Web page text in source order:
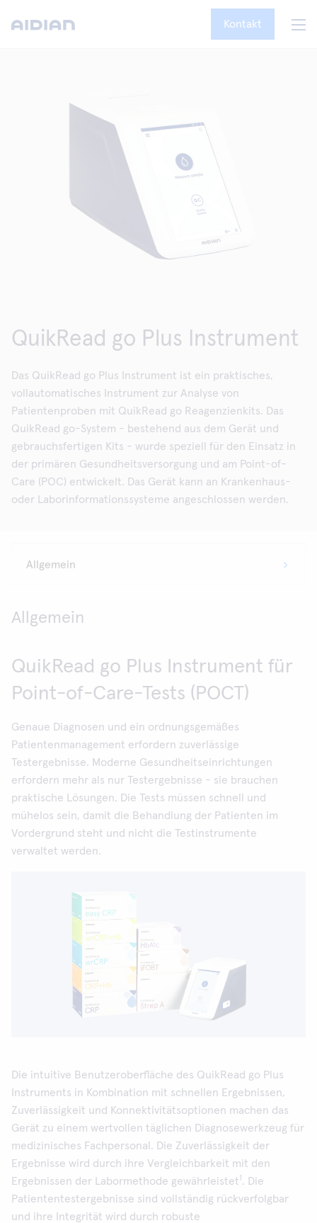
Kontakt
QuikRead go Plus Instrument
Das QuikRead go Plus Instrument ist ein praktisches,
vollautomatisches Instrument zur Analyse von
Patientenproben mit QuikRead go Reagenzienkits. Das
QuikRead go-System - bestehend aus dem Gerät und
gebrauchsfertigen Kits - wurde speziell für den Einsatz in
der primären Gesundheitsversorgung und am Point-of-
Care (POC) entwickelt. Das Gerät kann an Krankenhaus-
oder Laborinformationssysteme angeschlossen werden.
Allgemein
QuikRead go Plus Instrument für
Point-of-Care-Tests (POCT)
Genaue Diagnosen und ein ordnungsgemäßes
Patientenmanagement erfordern zuverlässige
Testergebnisse. Moderne Gesundheitseinrichtungen
erfordern mehr als nur Testergebnisse - sie brauchen
praktische Lösungen. Die Tests müssen schnell und
mühelos sein, damit die Behandlung der Patienten im
Vordergrund steht und nicht die Testinstrumente
verwaltet werden.
Die intuitive Benutzeroberfläche des QuikRead go Plus
Instruments in Kombination mit schnellen Ergebnissen,
Zuverlässigkeit und Konnektivitätsoptionen machen das
Gerät zu einem wertvollen täglichen Diagnosewerkzeug für
medizinisches Fachpersonal. Die Zuverlässigkeit der
Ergebnisse wird durch ihre Vergleichbarkeit mit den
Ergebnissen der Labormethode gewährleistet1 . Die
Patiententestergebnisse sind vollständig rückverfolgbar
und ihre Integrität wird durch robuste